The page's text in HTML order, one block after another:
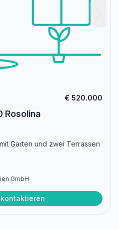
€ 520.000
Rosolina
Garten und zwei Terrassen
GmbH